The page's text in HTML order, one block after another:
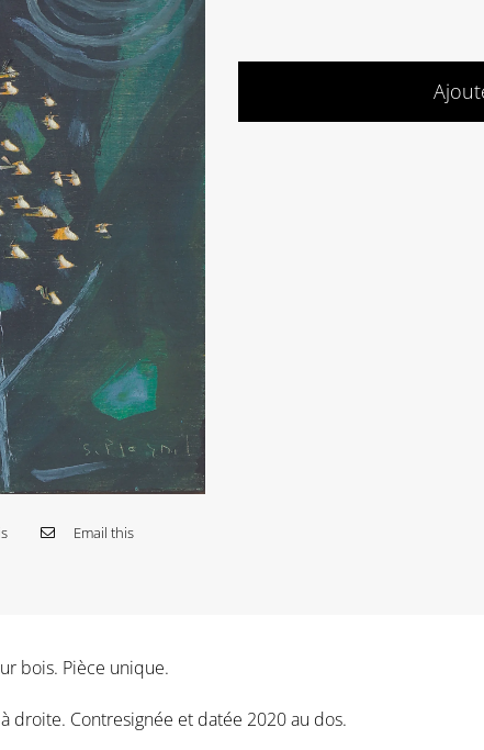
Email this
bois. Pièce unique.
droite. Contresignée et datée 2020 au dos.